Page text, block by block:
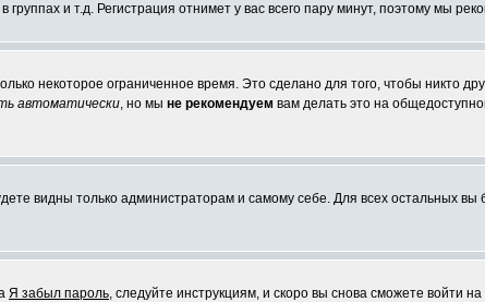
и т.д. Регистрация отнимет у вас всего пару минут, поэтому мы
некоторое ограниченное время. Это сделано для того, чтобы никто
автоматически, но мы не рекомендуем вам делать это на
видны только администраторам и самому себе. Для всех остальных вы
Я забыл пароль, следуйте инструкциям, и скоро вы снова сможете войти